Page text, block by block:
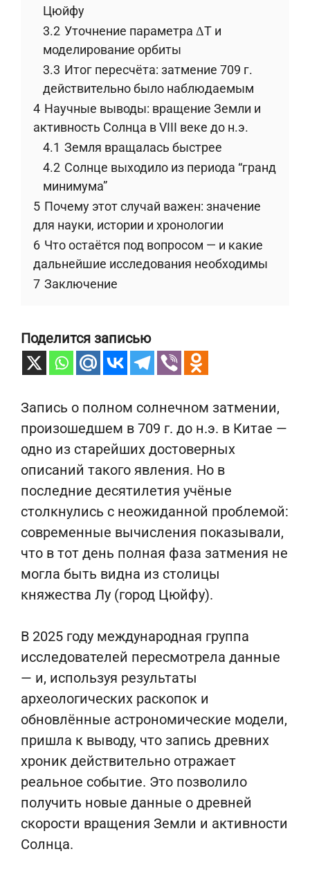
Цюйфу
3.2 Уточнение параметра ΔT и
моделирование орбиты
3.3 Итог пересчёта: затмение 709 г.
действительно было наблюдаемым
4 Научные выводы: вращение Земли и
активность Солнца в VIII веке до н.э.
4.1 Земля вращалась быстрее
4.2 Солнце выходило из периода “гранд
минимума”
5 Почему этот случай важен: значение
для науки, истории и хронологии
6 Что остаётся под вопросом — и какие
дальнейшие исследования необходимы
7 Заключение
Поделится записью
Запись о полном солнечном затмении,
произошедшем в 709 г. до н.э. в Китае —
одно из старейших достоверных
описаний такого явления. Но в
последние десятилетия учёные
столкнулись с неожиданной проблемой:
современные вычисления показывали,
что в тот день полная фаза затмения не
могла быть видна из столицы
княжества Лу (город Цюйфу).
В 2025 году международная группа
исследователей пересмотрела данные
— и, используя результаты
археологических раскопок и
обновлённые астрономические модели,
пришла к выводу, что запись древних
хроник действительно отражает
реальное событие. Это позволило
получить новые данные о древней
скорости вращения Земли и активности
Солнца.